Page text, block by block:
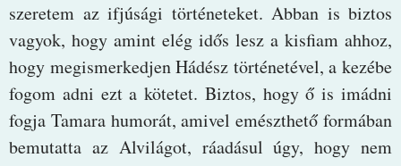
szeretem az ifjúsági történeteket. Abban is biztos
vagyok, hogy amint elég idős lesz a kisfiam ahhoz,
hogy megismerkedjen Hádész történetével, a kezébe
fogom adni ezt a kötetet. Biztos, hogy ő is imádni
fogja Tamara humorát, amivel emészthető formában
bemutatta az Alvilágot, ráadásul úgy, hogy nem